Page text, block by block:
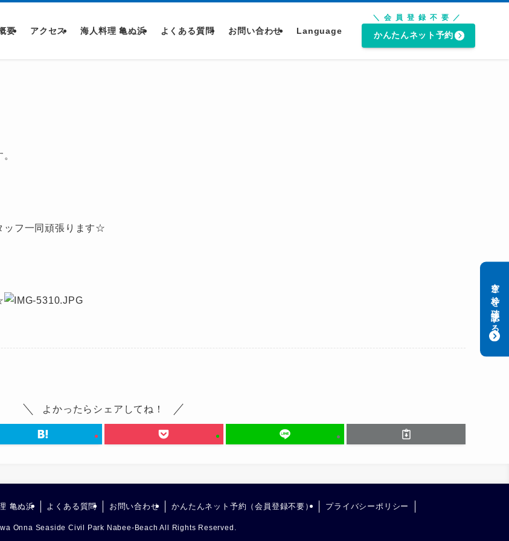
要 アクセス 海人料理 亀ぬ浜 よくある質問 お問い合わせ Language
＼会員登録不要／
かんたんネット予約
ッフ一同頑張ります☆
よかったらシェアしてね！
空き枠を確認する
亀ぬ浜 よくある質問 お問い合わせ かんたんネット予約（会員登録不要） プライバシーポリシー
Onna Seaside Civil Park Nabee-Beach All Rights Reserved.